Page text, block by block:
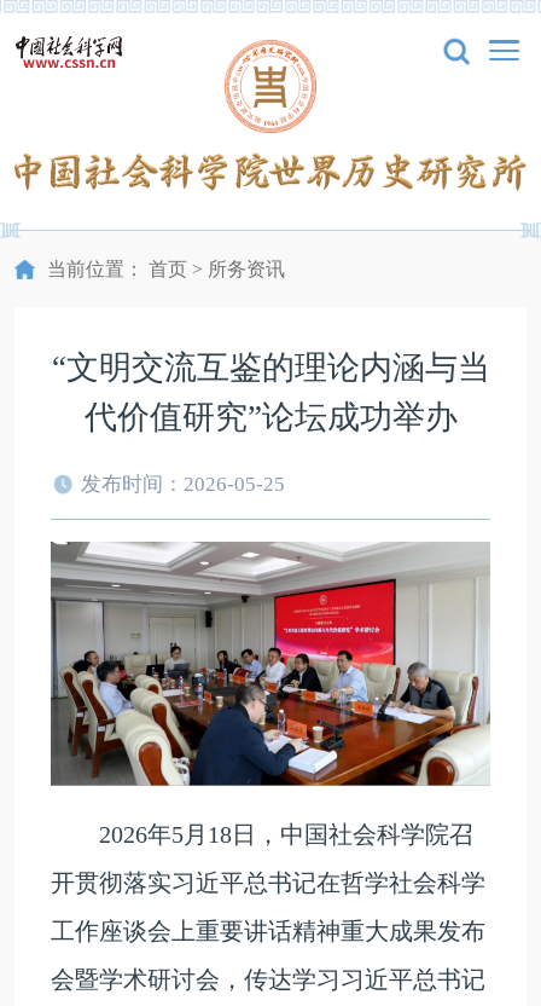
当前位置： 首页> 所务资讯
“文明交流互鉴的理论内涵与当
代价值研究”论坛成功举办
发布时间：2026-05-25
2026年5月18日，中国社会科学院召
开贯彻落实习近平总书记在哲学社会科学
工作座谈会上重要讲话精神重大成果发布
会暨学术研讨会，传达学习习近平总书记